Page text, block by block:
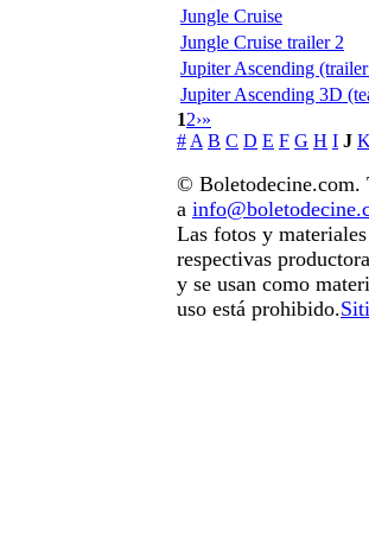
Jungle Cruise
Jungle Cruise trailer 2
Jupiter Ascending
Jupiter Ascending 3D
12›»
# A B C D E F G H I J
© Boletodecine.com.
a
Las fotos y
respectivas
y se usan como
uso está prohibido.